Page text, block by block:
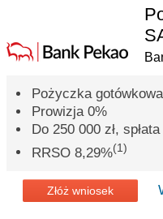
Pożyczka
Prowizja 0%
Do 250 000 zł,
RRSO 8,29%(1)
Złóż wniosek